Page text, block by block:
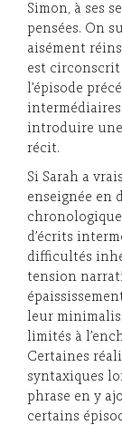
Simon, à ses
pensées. On
aisément
est circonscrit
l’épisode
intermédiaires
introduire
récit.
Si Sarah a
enseignée en
chronologique
d’écrits
difficultés
tension
leur
limités à
Certaines
syntaxiques
phrase en y
certains